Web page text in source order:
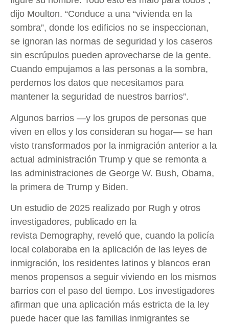
dijo Moulton. “Conduce a una “vivienda en la
sombra”, donde los edificios no se inspeccionan,
se ignoran las normas de seguridad y los caseros
sin escrúpulos pueden aprovecharse de la gente.
Cuando empujamos a las personas a la sombra,
perdemos los datos que necesitamos para
mantener la seguridad de nuestros barrios”.
Algunos barrios —y los grupos de personas que
viven en ellos y los consideran su hogar— se han
visto transformados por la inmigración anterior a la
actual administración Trump y que se remonta a
las administraciones de George W. Bush, Obama,
la primera de Trump y Biden.
Un estudio de 2025 realizado por Rugh y otros
investigadores, publicado en la
revista Demography, reveló que, cuando la policía
local colaboraba en la aplicación de las leyes de
inmigración, los residentes latinos y blancos eran
menos propensos a seguir viviendo en los mismos
barrios con el paso del tiempo. Los investigadores
afirman que una aplicación más estricta de la ley
puede hacer que las familias inmigrantes se